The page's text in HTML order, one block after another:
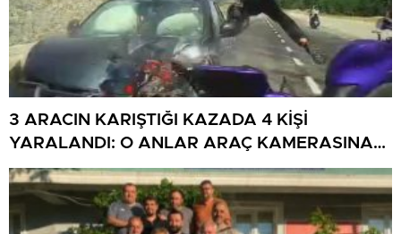
3 ARACIN KARIŞTIĞI KAZADA 4 KİŞİ
YARALANDI: O ANLAR ARAÇ KAMERASINA
YANSIDI